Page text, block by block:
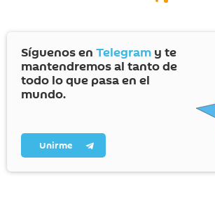
Síguenos en Telegram y te
mantendremos al tanto de
todo lo que pasa en el
mundo.
Unirme